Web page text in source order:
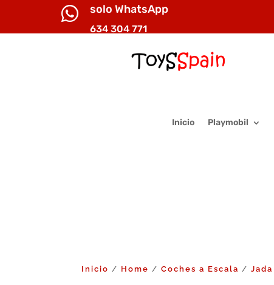
 solo WhatsApp
634 304 771
Inicio Playmobil
Inicio / Home /Coches a Escala /Jada